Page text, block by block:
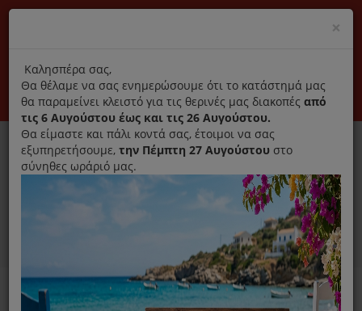
Αποκλειστικά γνήσια ανταλλακτικά
Σύνδεση Εγγραφή Εταιρεία Επικοινωνία
0
Ανταλλακτικά ηλεκτρικών συσκευών MENU
×
title
Καλησπέρα σας,
Θα θέλαμε να σας ενημερώσουμε ότι το κατάστημά μας
θα παραμείνει κλειστό για τις θερινές μας διακοπές από
τις 6 Αυγούστου έως και τις 26 Αυγούστου.
Θα είμαστε και πάλι κοντά σας, έτοιμοι να σας
εξυπηρετήσουμε, την Πέμπτη 27 Αυγούστου στο
σύνηθες ωράριό μας.